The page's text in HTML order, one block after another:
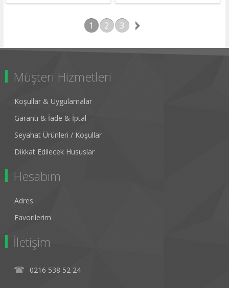
1 2 3
Müşteri Hizmetleri
Koşullar & Uygulamalar
Garanti & İade & İptal
Seyahat Ürünleri / Koşullar
Dikkat Edilecek Hususlar
Hesabım
Adres
Favorilerim
İletişim
0216 538 52 24